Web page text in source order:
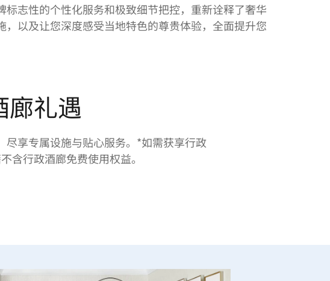
志性的个性化服务和极致细节把控，重新诠释了奢华
以及让您深度感受当地特色的尊贵体验，全面提升您
廊礼遇
享专属设施与贴心服务。*如需获享行政
含行政酒廊免费使用权益。